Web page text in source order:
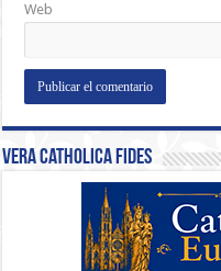
Web
Vera Catholica Fides